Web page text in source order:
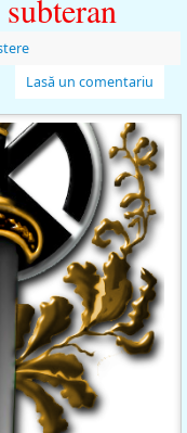
Lasă un comentariu